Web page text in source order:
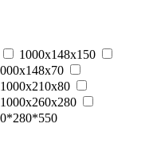
1000x148x150
1000x210x80
1000x260x280